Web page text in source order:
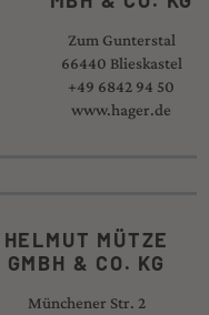
Zum Gunterstal
66440 Blieskastel
+49 6842 94 50
www.hager.de
HELMUT MÜTZE
GMBH & CO. KG
Münchener Str. 2